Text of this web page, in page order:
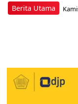
Berita Utama